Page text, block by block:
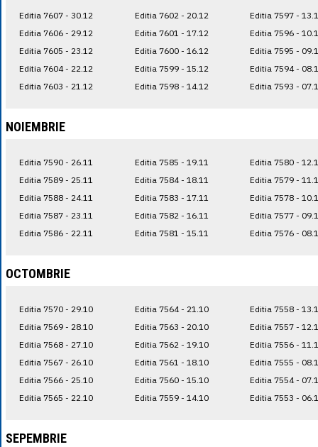
Editia 7607 - 30.12
Editia 7606 - 29.12
Editia 7605 - 23.12
Editia 7604 - 22.12
Editia 7603 - 21.12
Editia 7602 - 20.12
Editia 7601 - 17.12
Editia 7600 - 16.12
Editia 7599 - 15.12
Editia 7598 - 14.12
Editia 7597 -
Editia 7596 -
Editia 7595 -
Editia 7594 -
Editia 7593 -
NOIEMBRIE
Editia 7590 - 26.11
Editia 7589 - 25.11
Editia 7588 - 24.11
Editia 7587 - 23.11
Editia 7586 - 22.11
Editia 7585 - 19.11
Editia 7584 - 18.11
Editia 7583 - 17.11
Editia 7582 - 16.11
Editia 7581 - 15.11
Editia 7580 -
Editia 7579 -
Editia 7578 -
Editia 7577 -
Editia 7576 -
OCTOMBRIE
Editia 7570 - 29.10
Editia 7569 - 28.10
Editia 7568 - 27.10
Editia 7567 - 26.10
Editia 7566 - 25.10
Editia 7565 - 22.10
Editia 7564 - 21.10
Editia 7563 - 20.10
Editia 7562 - 19.10
Editia 7561 - 18.10
Editia 7560 - 15.10
Editia 7559 - 14.10
Editia 7558 -
Editia 7557 -
Editia 7556 -
Editia 7555 -
Editia 7554 -
Editia 7553 -
SEPEMBRIE